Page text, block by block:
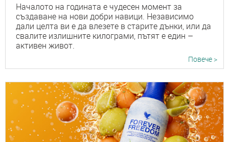
Началото на годината е чудесен момент за
създаване на нови добри навици. Независимо
дали целта ви е да влезете в старите дънки, или да
свалите излишните килограми, пътят е един –
активен живот.
Повече >